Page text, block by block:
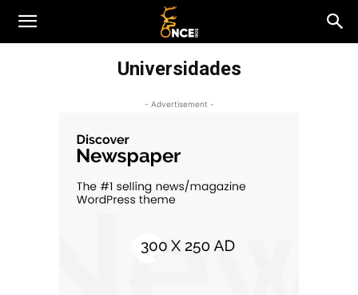
Universidades
- Advertisement -